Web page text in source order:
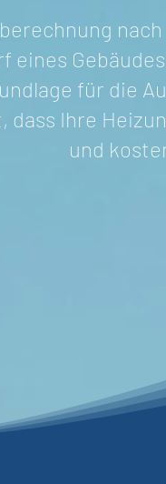
nach
eines
für die
dass Ihre
und